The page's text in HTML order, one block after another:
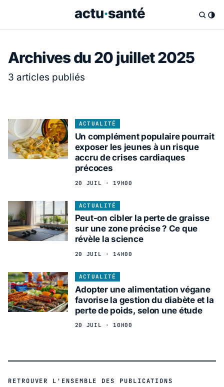
Archives du 20 juillet 2025
3 articles publiés
ACTUALITÉ
Un complément populaire pourrait
exposer les jeunes à un risque
accru de crises cardiaques
précoces
20 JUIL · 19H00
ACTUALITÉ
Peut-on cibler la perte de graisse
sur une zone précise ? Ce que
révèle la science
20 JUIL · 14H00
ACTUALITÉ
Adopter une alimentation végane
favorise la gestion du diabète et la
perte de poids, selon une étude
20 JUIL · 10H00
RETROUVER L'ENSEMBLE DES PUBLICATIONS